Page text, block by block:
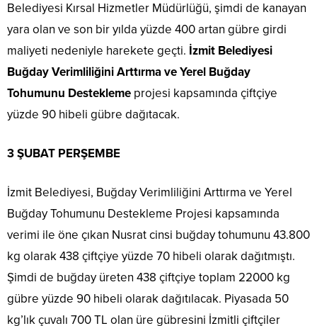
Belediyesi Kırsal Hizmetler Müdürlüğü, şimdi de kanayan
yara olan ve son bir yılda yüzde 400 artan gübre girdi
maliyeti nedeniyle harekete geçti. İzmit Belediyesi
Buğday Verimliliğini Arttırma ve Yerel Buğday
Tohumunu Destekleme projesi kapsamında çiftçiye
yüzde 90 hibeli gübre dağıtacak.
3 ŞUBAT PERŞEMBE
İzmit Belediyesi, Buğday Verimliliğini Arttırma ve Yerel
Buğday Tohumunu Destekleme Projesi kapsamında
verimi ile öne çıkan Nusrat cinsi buğday tohumunu 43.800
kg olarak 438 çiftçiye yüzde 70 hibeli olarak dağıtmıştı.
Şimdi de buğday üreten 438 çiftçiye toplam 22000 kg
gübre yüzde 90 hibeli olarak dağıtılacak. Piyasada 50
kg’lık çuvalı 700 TL olan üre gübresini İzmitli çiftçiler